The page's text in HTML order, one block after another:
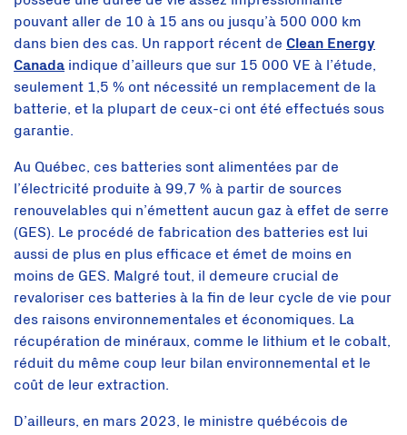
pouvant aller de 10 à 15 ans ou jusqu’à 500 000 km
dans bien des cas. Un rapport récent de Clean Energy
Canada indique d’ailleurs que sur 15 000 VE à l’étude,
seulement 1,5 % ont nécessité un remplacement de la
batterie, et la plupart de ceux-ci ont été effectués sous
garantie.
Au Québec, ces batteries sont alimentées par de
l’électricité produite à 99,7 % à partir de sources
renouvelables qui n’émettent aucun gaz à effet de serre
(GES). Le procédé de fabrication des batteries est lui
aussi de plus en plus efficace et émet de moins en
moins de GES. Malgré tout, il demeure crucial de
revaloriser ces batteries à la fin de leur cycle de vie pour
des raisons environnementales et économiques. La
récupération de minéraux, comme le lithium et le cobalt,
réduit du même coup leur bilan environnemental et le
coût de leur extraction.
D’ailleurs, en mars 2023, le ministre québécois de